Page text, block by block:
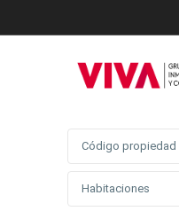
Habitaciones